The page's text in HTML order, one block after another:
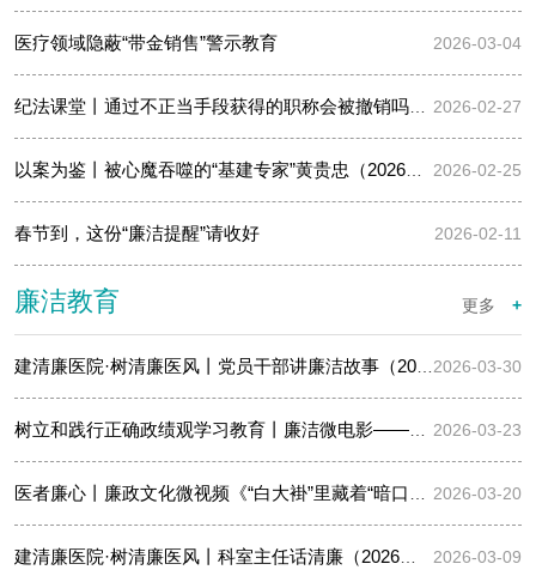
2026-03-04
医疗领域隐蔽“带金销售”警示教育
2026-02-27
纪法课堂丨通过不正当手段获得的职称会被撤销吗？（2026年第3期/…
2026-02-25
以案为鉴丨被心魔吞噬的“基建专家”黄贵忠（2026年第3期/总第46…
2026-02-11
春节到，这份“廉洁提醒”请收好
廉洁教育 更多+
2026-03-30
建清廉医院·树清廉医风丨党员干部讲廉洁故事（2026年第4期/总第5…
2026-03-23
树立和践行正确政绩观学习教育丨廉洁微电影——《第一粒扣子》
2026-03-20
医者廉心丨廉政文化微视频《“白大褂”里藏着“暗口袋”》（2026…
2026-03-09
建清廉医院·树清廉医风丨科室主任话清廉（2026年第3期/总第40期…